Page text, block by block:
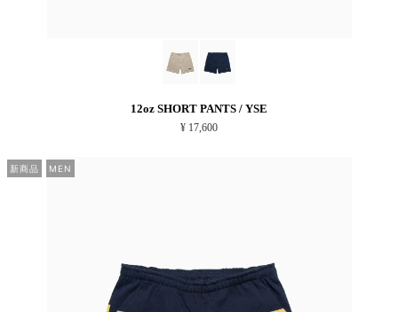
12oz SHORT PANTS / YSE
¥ 17,600
新商品 MEN